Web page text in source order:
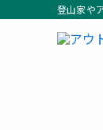
登山家や